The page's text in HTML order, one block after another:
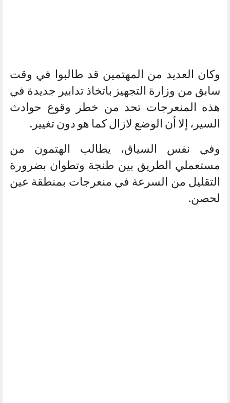
وكان العديد من المهتمين قد طالبوا في وقت
سابق من وزارة التجهيز باتخاذ تدابير جديدة في
هذه المنعرجات تحد من خطر وقوع حوادث
السير، إلا أن الوضع لازال كما هو دون تغيير.
وفي نفس السياق، يطالب الهتمون من
مستعملي الطريق بين طنجة وتطوان بضرورة
التقليل من السرعة في منعرجات بمنطقة عين
لحصن.